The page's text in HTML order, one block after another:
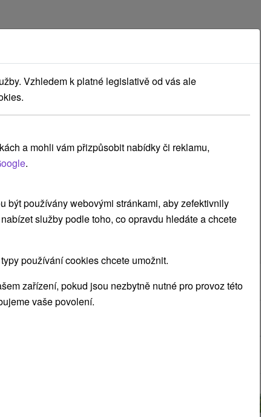
může být jiná.
Vzhledem k platné legislativě od vás ale
a mohli vám přizpůsobit nabídky či reklamu,
.
být používány webovými stránkami, aby zefektivnily
služby podle toho, co opravdu hledáte a chcete
používání cookies chcete umožnit.
zařízení, pokud jsou nezbytně nutné pro provoz této
vaše povolení.